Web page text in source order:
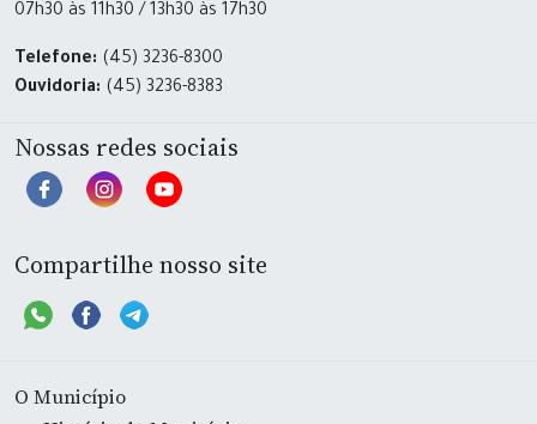
07h30 às 11h30 / 13h30 às 17h30
Telefone: (45) 3236-8300
Ouvidoria: (45) 3236-8383
Nossas redes sociais
Compartilhe nosso site
O Município